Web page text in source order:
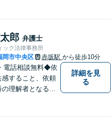
事件」、「損害
」、「刑事事
数の事件の取り扱
い可】
郎 弁護士
ック法律事務所
岡市中央区 赤坂駅 から徒歩10分
電話相談無料◆依
感すること、依頼
理解者となるこ
詳細を見
る